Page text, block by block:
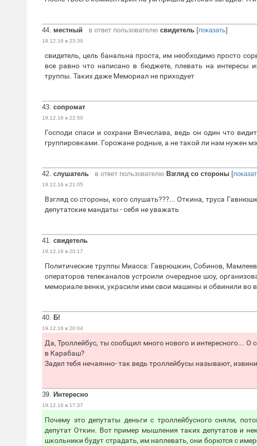
44. местный в ответ пользователю свидетель [показать]
19.12.16 в 23:30
свидетель, цель банальна проста, им необходимо просто
все равно что написано в бюджете, плевать на интересы
труппы. Таких даже Мемориал не приходует
43. сопромат
19.12.16 в 22:50
Господи спаси и сохрани Вячеслава, ведь он один что
группировками. Горожане родные, а не такой ли нам нужен
42. слушатель в ответ пользователю Взгляд со стороны [
19.12.16 в 21:05
Взгляд со стороны, кого слушать???... Откина, труса
депутатские мандаты - себя не уважать
41. свидетель
19.12.16 в 20:17
Политические труппы Миасса: Гаврюшкин, Собинов,
операторов телеканалов устроили очередное шоу,
мемориале венки, украсили ими свои машины и обвинили во
40. Б!
19.12.16 в 20:04
Да, Троллейбус, ты сообщил много нового и интересного...
в Карабаш?
Задел тебя нечаянно- так ведь троллейбусы называют,
39. Интересно
19.12.16 в 17:37
Почему это депутаты деньги с троллейбусного сняли,
депутат Откин. Вот пример мышления таких депутатов и
школьники будут страдать, им наплевать, они борются с